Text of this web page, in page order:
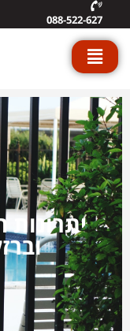
088-522-627
יתרונות